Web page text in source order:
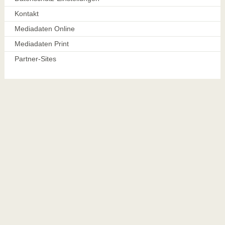
Kontakt
Mediadaten Online
Mediadaten Print
Partner-Sites